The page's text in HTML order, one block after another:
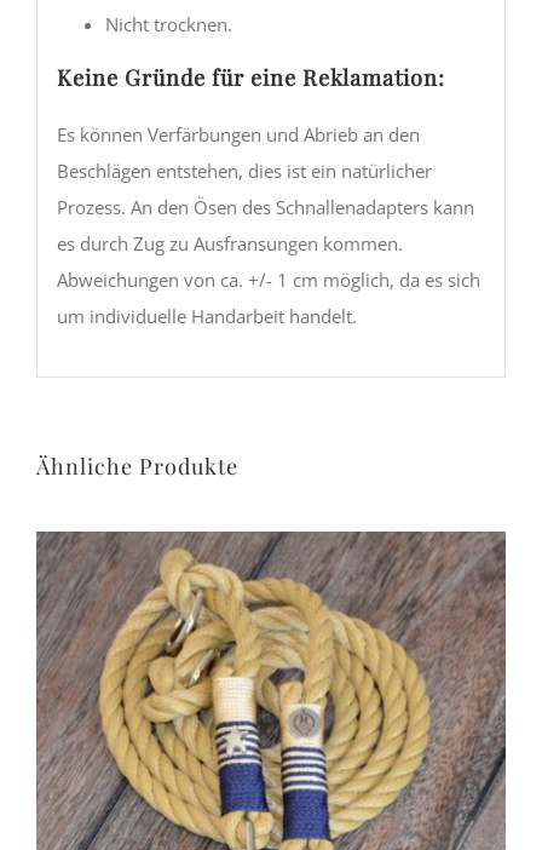
Nicht trocknen.
Keine Gründe für eine Reklamation:
Es können Verfärbungen und Abrieb an den
Beschlägen entstehen, dies ist ein natürlicher
Prozess. An den Ösen des Schnallenadapters kann
es durch Zug zu Ausfransungen kommen.
Abweichungen von ca. +/- 1 cm möglich, da es sich
um individuelle Handarbeit handelt.
Ähnliche Produkte